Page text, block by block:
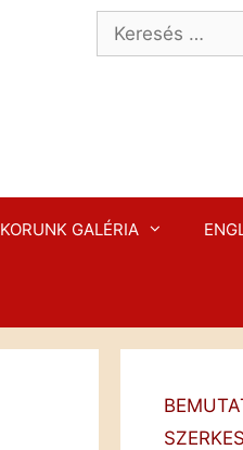
Keresés:
KORUNK GALÉRIA